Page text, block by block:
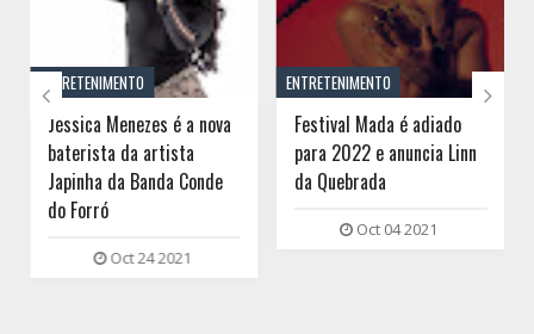
ENTRETENIMENTO
Jéssica Menezes é a nova
baterista da artista
Japinha da Banda Conde
do Forró
Oct 24 2021
ENTRETENIMENTO
Festival Mada é adiado
para 2022 e anuncia Linn
da Quebrada
Oct 04 2021
 